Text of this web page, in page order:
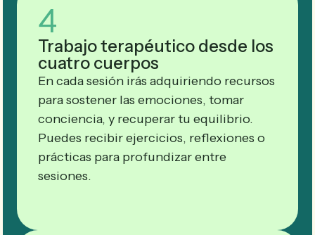
4
Trabajo terapéutico desde los
cuatro cuerpos
En cada sesión irás adquiriendo recursos
para sostener las emociones, tomar
conciencia, y recuperar tu equilibrio.
Puedes recibir ejercicios, reflexiones o
prácticas para profundizar entre
sesiones.